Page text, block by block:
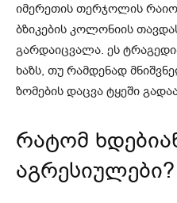
იმერეთის თერჯოლის
ბზიკების კოლონიის
გარდაიცვალა. ეს
ხაზს, თუ რამდენად
ზომების დაცვა ტყეში
რატომ
აგრესიულები?